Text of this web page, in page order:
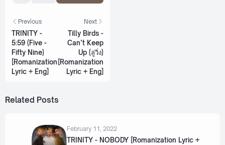
Previous
TRINITY -
5:59 (Five -
Fifty Nine)
[Romanization
Lyric + Eng]
Next
Tilly Birds -
Can’t Keep
Up (ลู่วิ่ง)
[Romanization
Lyric + Eng]
Related Posts
February 11, 2022
TRINITY - NOBODY [Romanization Lyric +